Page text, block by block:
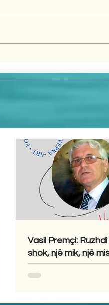
Vasil Premçi: Ruzhdi
shok, një mik, një